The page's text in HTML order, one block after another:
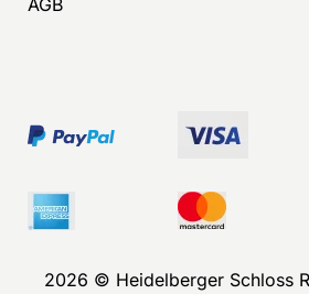
2026 © Heidelberger Schloss